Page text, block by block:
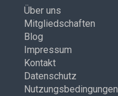
Über uns
Mitgliedschaften
Blog
Impressum
Kontakt
Datenschutz
Nutzungsbedingungen